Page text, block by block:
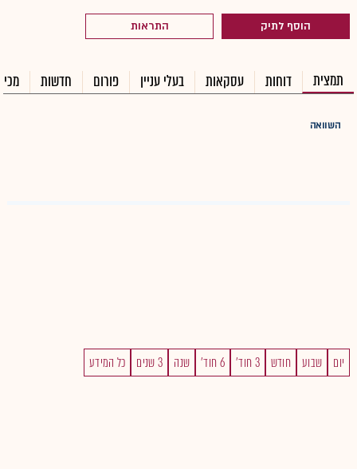
הוסף לתיק התראות
תמצית דוחות עסקאות בעלי עניין פורום חדשות
השוואה
יום שבוע חודש 3 חוד' 6 חוד' שנה 3 שנים כל המידע